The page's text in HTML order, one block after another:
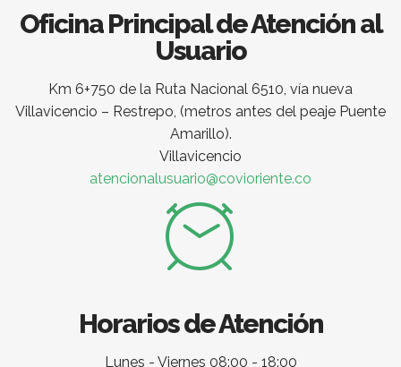
Oficina Principal de Atención al
Usuario
Km 6+750 de la Ruta Nacional 6510, vía nueva
Villavicencio – Restrepo, (metros antes del peaje Puente
Amarillo).
Villavicencio
atencionalusuario@covioriente.co
Horarios de Atención
Lunes - Viernes 08:00 - 18:00